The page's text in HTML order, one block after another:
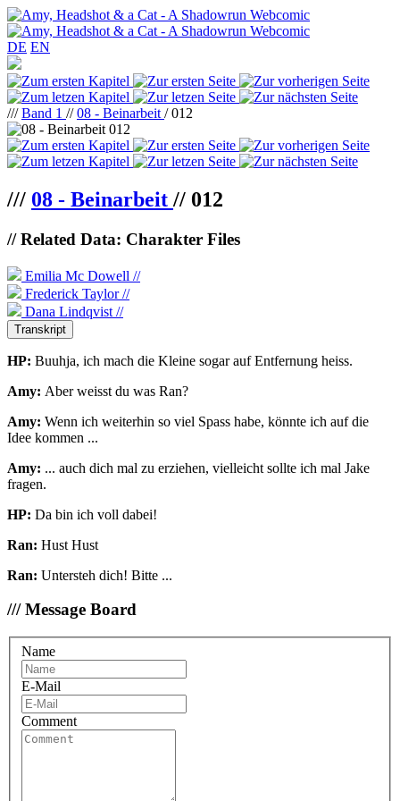
DE EN
///Band 1 //08 - Beinarbeit / 012
/// 08 - Beinarbeit // 012
// Related Data: Charakter Files
Emilia Mc Dowell //
Frederick Taylor //
Dana Lindqvist //
Transkript
HP: Buuhja, ich mach die Kleine sogar auf Entfernung heiss.
Amy: Aber weisst du was Ran?
Amy: Wenn ich weiterhin so viel Spass habe, könnte ich auf die
Idee kommen ...
Amy: ... auch dich mal zu erziehen, vielleicht sollte ich mal Jake
fragen.
HP: Da bin ich voll dabei!
Ran: Hust Hust
Ran: Untersteh dich! Bitte ...
/// Message Board
Name
E-Mail
Comment